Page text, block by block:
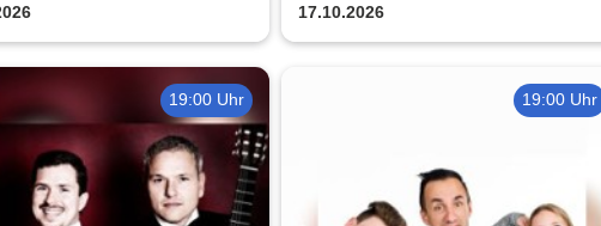
17.10.2026
19:00 Uhr 19:00 Uhr